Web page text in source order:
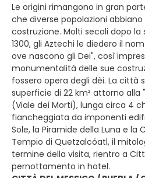
Le origini rimangono in gran
che diverse popolazioni
costruzione. Molti secoli dopo
1300, gli Aztechi le diedero il
ove nascono gli Dei", così
monumentalità delle sue
fossero opera degli dèi. La città
superficie di 22 km² attorno alla
(Viale dei Morti), lunga circa 4
fiancheggiata da imponenti
Sole, la Piramide della Luna e la
Tempio di Quetzalcóatl, il
termine della visita, rientro a
pernottamento in hotel.